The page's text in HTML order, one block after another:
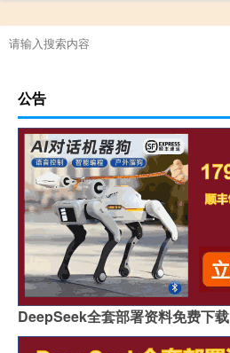
公告
DeepSeek全套部署资料免费下载